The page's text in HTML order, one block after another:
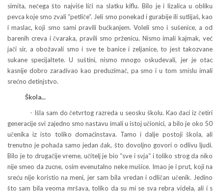
simita, nečega što najviše liči na slatku kiflu. Bilo je i lizalica u obliku
pevca koje smo zvali “petliče“. Jeli smo ponekad i gurabije ili sutlijaš, kao
i maslac, koji smo sami pravili bućkanjem. Voleli smo i sušenice, a od
barenih creva i čvaraka, pravili smo prženicu. Nismo imali kajmak, već
jači sir, a obožavali smo i sve te banice i zeljanice, to jest takozvane
sukane specijaltete. U suštini, nismo mnogo oskudevali, jer je otac
kasnije dobro zarađivao kao preduzimač, pa smo i u tom smislu imali
srećno detinjstvo.
Škola...
- Išla sam do četvrtog razreda u seosku školu. Kao đaci iz četiri
generacije svi zajedno smo nastavu imali u istoj učionici, a bilo je oko 50
učenika iz isto toliko domaćinstava. Tamo i dalje postoji škola, ali
trenutno je pohađa samo jedan đak, što dovoljno govori o odlivu ljudi.
Bilo je to drugačije vreme, učitelj je bio “sve i svja“ i toliko strog da niko
nije smeo da zucne, osim evenutalno neke mušice. Imao je i prut, koji na
sreću nije koristio na meni, jer sam bila vredan i odličan učenik. Jedino
što sam bila veoma mršava, toliko da su mi se sva rebra videla, ali i s